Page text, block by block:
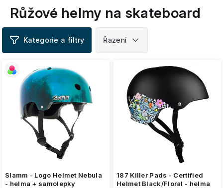
Růžové helmy na skateboard
ý
p
i
s
Slamm - Logo Helmet Nebula
- helma + samolepky
187 Killer Pads - Certified
Helmet Black/Floral - helma